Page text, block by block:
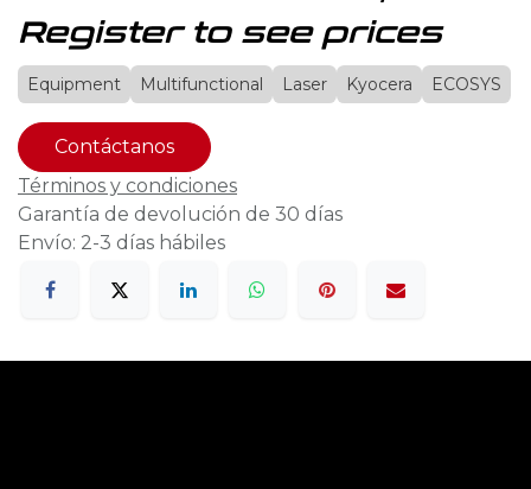
Register to see prices
Equipment Multifunctional Laser Kyocera ECOSYS
Contáctanos
Términos y condiciones
Garantía de devolución de 30 días
Envío: 2-3 días hábiles